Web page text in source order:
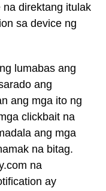
direktang itulak
sa device ng
lumabas ang
ang
ang mga ito ng
clickbait na
ang mga
na bitag.
na
ay